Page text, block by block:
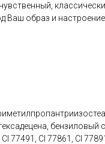
Ваш образ и
бензиловый
77491, CI 77861, CI 77891.